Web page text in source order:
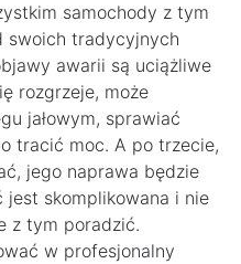
samochody z tym
swoich tradycyjnych
awarii są uciążliwe
rozgrzeje, może
jałowym, sprawiać
tracić moc. A po trzecie,
jego naprawa będzie
jest skomplikowana i nie
z tym poradzić.
w profesjonalny